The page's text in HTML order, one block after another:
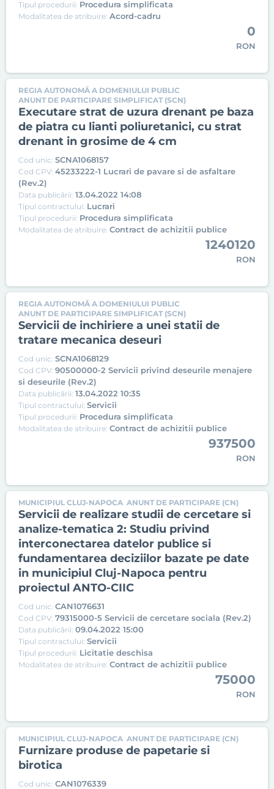
Tipul procedurii: Procedura simplificata
Modalitatea de atribuire: Acord-cadru
0
RON
REGIA AUTONOMĂ A DOMENIULUI PUBLIC
ANUNT DE PARTICIPARE SIMPLIFICAT (SCN)
Executare strat de uzura drenant pe baza
de piatra cu lianti poliuretanici, cu strat
drenant in grosime de 4 cm
Cod unic: SCNA1068157
Cod CPV: 45233222-1 Lucrari de pavare si de asfaltare
(Rev.2)
Data publicării: 13.04.2022 14:08
Tipul contractului: Lucrari
Tipul procedurii: Procedura simplificata
Modalitatea de atribuire: Contract de achizitii publice
1240120
RON
REGIA AUTONOMĂ A DOMENIULUI PUBLIC
ANUNT DE PARTICIPARE SIMPLIFICAT (SCN)
Servicii de inchiriere a unei statii de
tratare mecanica deseuri
Cod unic: SCNA1068129
Cod CPV: 90500000-2 Servicii privind deseurile menajere
si deseurile (Rev.2)
Data publicării: 13.04.2022 10:35
Tipul contractului: Servicii
Tipul procedurii: Procedura simplificata
Modalitatea de atribuire: Contract de achizitii publice
937500
RON
MUNICIPIUL CLUJ-NAPOCA ANUNT DE PARTICIPARE (CN)
Servicii de realizare studii de cercetare si
analize-tematica 2: Studiu privind
interconectarea datelor publice si
fundamentarea deciziilor bazate pe date
in municipiul Cluj-Napoca pentru
proiectul ANTO-CIIC
Cod unic: CAN1076631
Cod CPV: 79315000-5 Servicii de cercetare sociala (Rev.2)
Data publicării: 09.04.2022 15:00
Tipul contractului: Servicii
Tipul procedurii: Licitatie deschisa
Modalitatea de atribuire: Contract de achizitii publice
75000
RON
MUNICIPIUL CLUJ-NAPOCA ANUNT DE PARTICIPARE (CN)
Furnizare produse de papetarie si
birotica
Cod unic: CAN1076339